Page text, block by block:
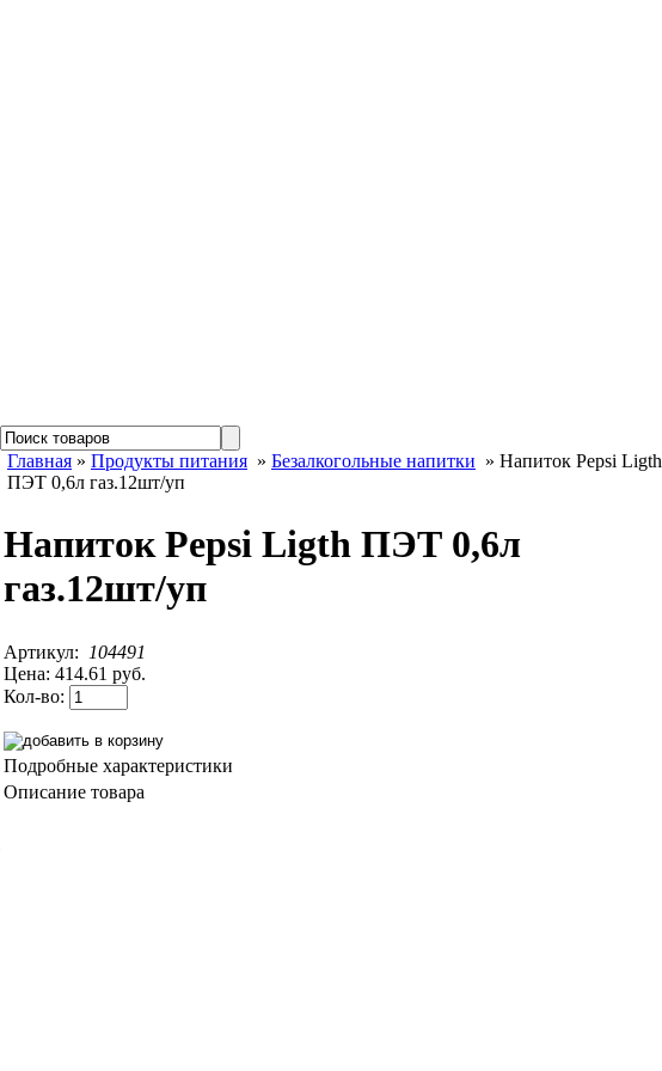
Главная » Продукты питания » Безалкогольные напитки » Напиток Pepsi Ligth
ПЭТ 0,6л газ.12шт/уп
Напиток Pepsi Ligth ПЭТ 0,6л
газ.12шт/уп
Артикул:
104491
Цена: 414.61 руб.
Кол-во:
Подробные характеристики
Описание товара